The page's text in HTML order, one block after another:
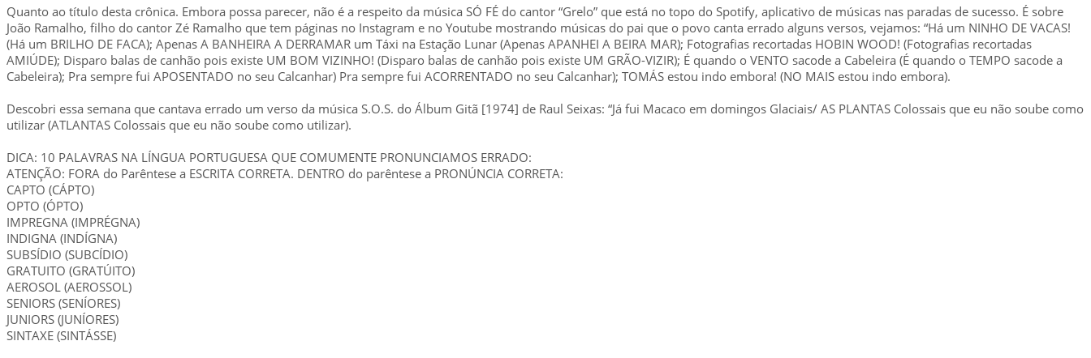
Quanto ao título desta crônica. Embora possa parecer, não é a respeito da música SÓ FÉ do cantor “Grelo” que está no topo do Spotify, aplicativo de músicas nas paradas de sucesso. É sobre
João Ramalho, filho do cantor Zé Ramalho que tem páginas no Instagram e no Youtube mostrando músicas do pai que o povo canta errado alguns versos, vejamos: “Há um NINHO DE VACAS!
(Há um BRILHO DE FACA); Apenas A BANHEIRA A DERRAMAR um Táxi na Estação Lunar (Apenas APANHEI A BEIRA MAR); Fotografias recortadas HOBIN WOOD! (Fotografias recortadas
AMIÚDE); Disparo balas de canhão pois existe UM BOM VIZINHO! (Disparo balas de canhão pois existe UM GRÃO-VIZIR); É quando o VENTO sacode a Cabeleira (É quando o TEMPO sacode a
Cabeleira); Pra sempre fui APOSENTADO no seu Calcanhar) Pra sempre fui ACORRENTADO no seu Calcanhar); TOMÁS estou indo embora! (NO MAIS estou indo embora).
Descobri essa semana que cantava errado um verso da música S.O.S. do Álbum Gitã [1974] de Raul Seixas: “Já fui Macaco em domingos Glaciais/ AS PLANTAS Colossais que eu não soube como
utilizar (ATLANTAS Colossais que eu não soube como utilizar).
DICA: 10 PALAVRAS NA LÍNGUA PORTUGUESA QUE COMUMENTE PRONUNCIAMOS ERRADO:
ATENÇÃO: FORA do Parêntese a ESCRITA CORRETA. DENTRO do parêntese a PRONÚNCIA CORRETA:
CAPTO (CÁPTO)
OPTO (ÓPTO)
IMPREGNA (IMPRÉGNA)
INDIGNA (INDÍGNA)
SUBSÍDIO (SUBCÍDIO)
GRATUITO (GRATÚITO)
AEROSOL (AEROSSOL)
SENIORS (SENÍORES)
JUNIORS (JUNÍORES)
SINTAXE (SINTÁSSE)